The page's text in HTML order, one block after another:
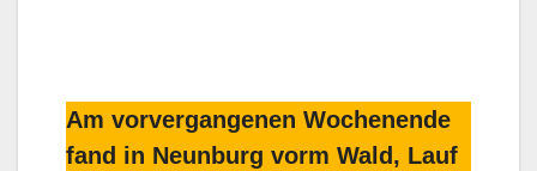
Am vorvergangenen Wochenende
fand in Neunburg vorm Wald, Lauf